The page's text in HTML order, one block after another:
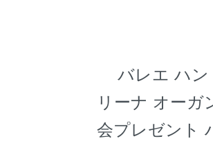
バレエ ハ
リーナ オーガ
会プレゼント